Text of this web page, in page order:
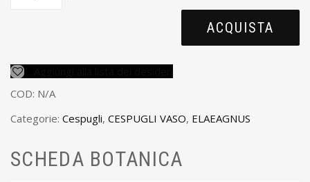
ACQUISTA
COD: N/A
Categorie: Cespugli, CESPUGLI VASO, ELAEAGNUS
SCHEDA BOTANICA